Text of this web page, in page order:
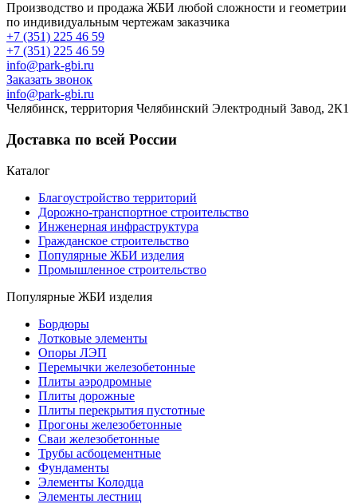
Производство и продажа ЖБИ любой сложности и геометрии
по индивидуальным чертежам заказчика
+7 (351) 225 46 59
+7 (351) 225 46 59
info@park-gbi.ru
Заказать звонок
info@park-gbi.ru
Челябинск, территория Челябинский Электродный Завод, 2К1
Доставка по всей России
Каталог
Благоустройство территорий
Дорожно-транспортное строительство
Инженерная инфраструктура
Гражданское строительство
Популярные ЖБИ изделия
Промышленное строительство
Популярные ЖБИ изделия
Бордюры
Лотковые элементы
Опоры ЛЭП
Перемычки железобетонные
Плиты аэродромные
Плиты дорожные
Плиты перекрытия пустотные
Прогоны железобетонные
Сваи железобетонные
Трубы асбоцементные
Фундаменты
Элементы Колодца
Элементы лестниц